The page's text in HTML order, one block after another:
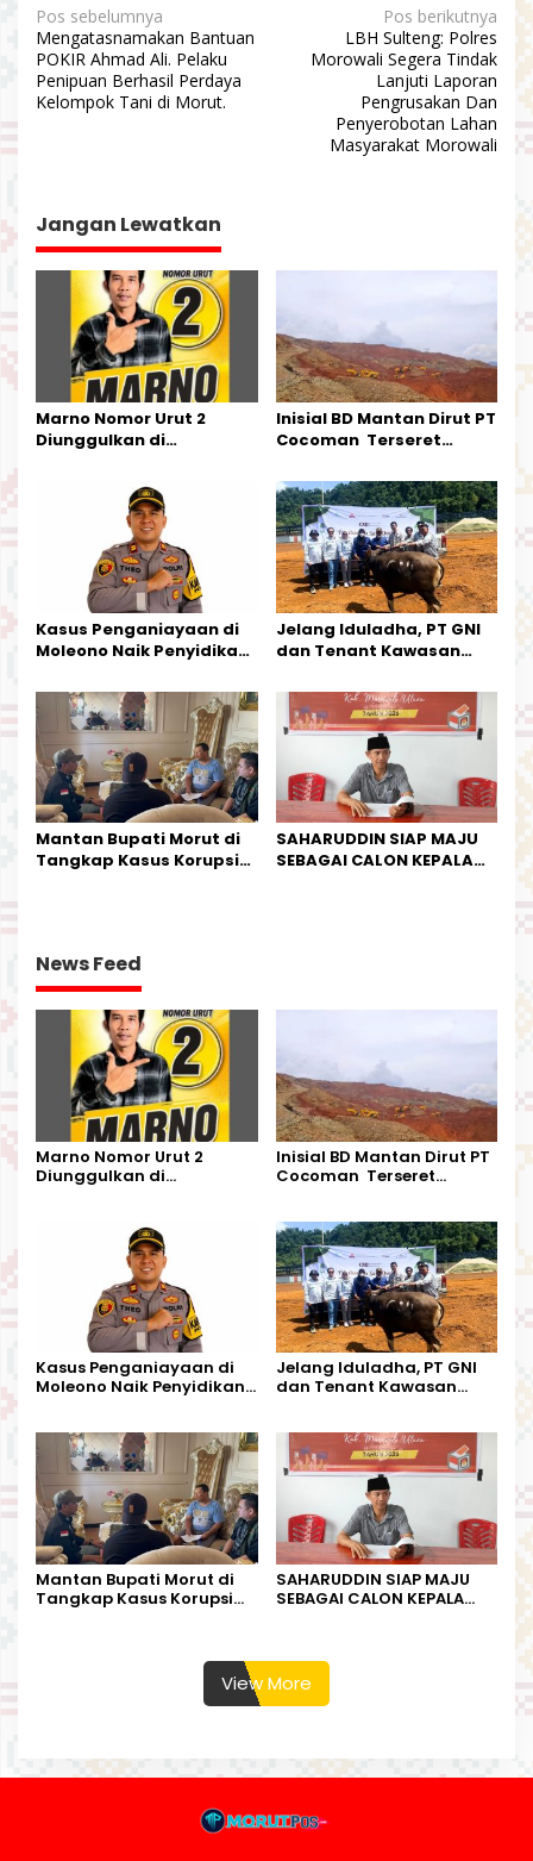
N
a
v
i
s
i
Pos sebelumnya
Mengatasnamakan Bantuan
POKIR Ahmad Ali. Pelaku
Penipuan Berhasil Perdaya
Kelompok Tani di Morut.
Pos berikutnya
LBH Sulteng: Polres
Morowali Segera Tindak
Lanjuti Laporan
Pengrusakan Dan
Penyerobotan Lahan
Masyarakat Morowali
Jangan Lewatkan
Marno Nomor Urut 2
Diunggulkan di
Kesederhanaannya Jadi
Harapan Warga
Inisial BD Mantan Dirut PT
Cocoman Terseret
Tata Kelola Tambang
Kalimantan Barat
Kasus Penganiayaan di
Moleono Naik Penyidikan,
Kesempatan Terakhir
Jelang Iduladha, PT GNI
dan Tenant Kawasan
Kurban
Mantan Bupati Morut di
Tangkap Kasus Korupsi
SAHARUDDIN SIAP MAJU
SEBAGAI CALON KEPALA
News Feed
Marno Nomor Urut 2
Diunggulkan di
Harapan Warga
Inisial BD Mantan Dirut PT
Cocoman Terseret
Kalimantan Barat
Kasus Penganiayaan di
Moleono Naik Penyidikan,
Jelang Iduladha, PT GNI
dan Tenant Kawasan
Mantan Bupati Morut di
Tangkap Kasus Korupsi
SAHARUDDIN SIAP MAJU
SEBAGAI CALON KEPALA
View More